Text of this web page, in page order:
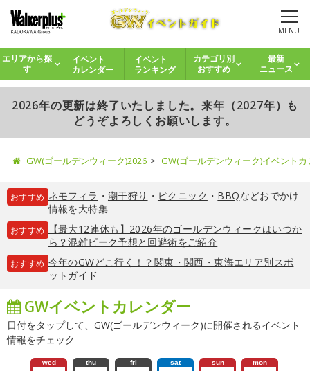
MENU
エリアから探
す
イベント
カレンダー
イベント
ランキング
カテゴリ別
おすすめ
最新
ニュース
2026年の更新は終了いたしました。来年（2027年）も
どうぞよろしくお願いします。
GW(ゴールデンウィーク)2026 GW(ゴールデンウィーク)イベント
おすすめ ネモフィラ ・ 潮干狩り ・ ピクニック ・ BBQなどおでかけ
情報を大特集
おすすめ
【最大12連休も】2026年のゴールデンウィークはいつか
ら？混雑ピーク予想と回避術をご紹介
おすすめ 今年のGWどこ行く！？関東・関西・東海エリア別スポ
ットガイド
GWイベントカレンダー
日付をタップして、GW(ゴールデンウィーク)に開催されるイベント
情報をチェック
wed thu fri sat sun mon